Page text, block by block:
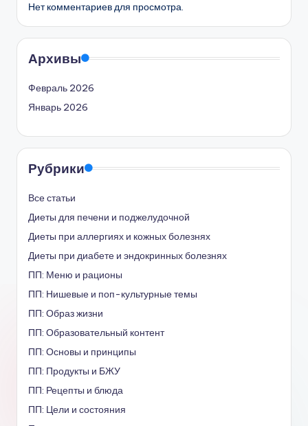
Нет комментариев для просмотра.
Архивы
Февраль 2026
Январь 2026
Рубрики
Все статьи
Диеты для печени и поджелудочной
Диеты при аллергиях и кожных болезнях
Диеты при диабете и эндокринных болезнях
ПП: Меню и рационы
ПП: Нишевые и поп-культурные темы
ПП: Образ жизни
ПП: Образовательный контент
ПП: Основы и принципы
ПП: Продукты и БЖУ
ПП: Рецепты и блюда
ПП: Цели и состояния